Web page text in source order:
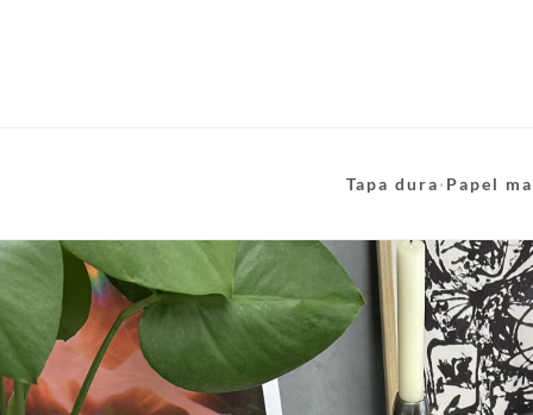
Tapa dura· Papel